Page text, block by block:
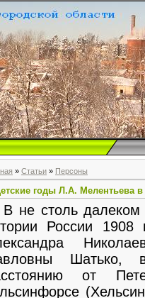
» Статьи » Персоны
годы Л.А. Мелентьева
не столь далеком
России 1908
от